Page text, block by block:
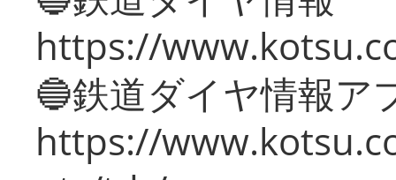
https://
🔵鉄道ダイヤ情報ア
https://